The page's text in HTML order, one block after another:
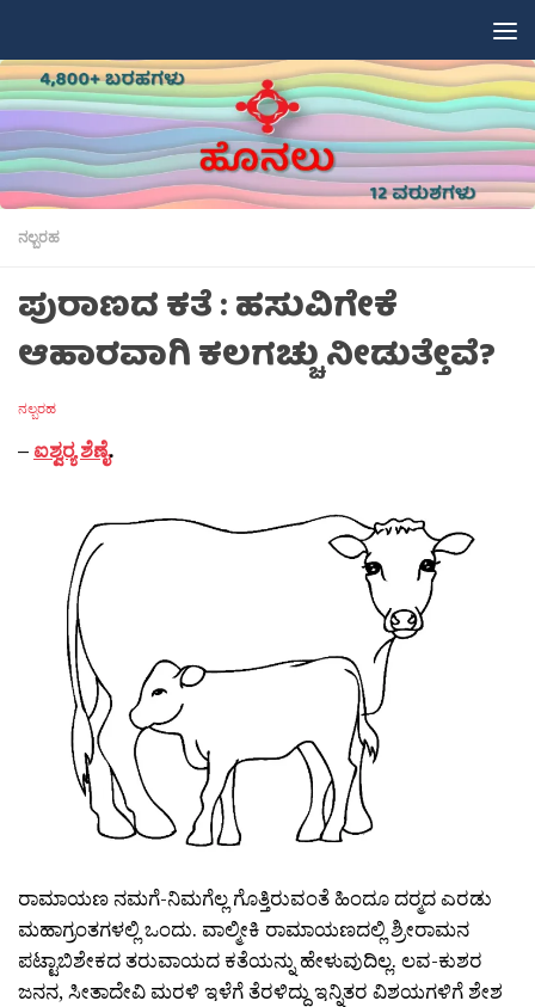
ನಲ್ಬರಹ
ಪುರಾಣದ ಕತೆ : ಹಸುವಿಗೇಕೆ
ಆಹಾರವಾಗಿ ಕಲಗಚ್ಚು ನೀಡುತ್ತೇವೆ?
ನಲ್ಬರಹ
– ಐಶ್ವರ‍್ಯ ಶೆಣೈ.
ರಾಮಾಯಣ ನಮಗೆ-ನಿಮಗೆಲ್ಲ ಗೊತ್ತಿರುವಂತೆ ಹಿಂದೂ ದರ‍್ಮದ ಎರಡು
ಮಹಾಗ್ರಂತಗಳಲ್ಲಿ ಒಂದು. ವಾಲ್ಮೀಕಿ ರಾಮಾಯಣದಲ್ಲಿ ಶ್ರೀರಾಮನ
ಪಟ್ಟಾಬಿಶೇಕದ ತರುವಾಯದ ಕತೆಯನ್ನು ಹೇಳುವುದಿಲ್ಲ. ಲವ-ಕುಶರ
ಜನನ, ಸೀತಾದೇವಿ ಮರಳಿ ಇಳೆಗೆ ತೆರಳಿದ್ದು ಇನ್ನಿತರ ವಿಶಯಗಳಿಗೆ ಶೇಶ